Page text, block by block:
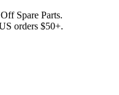
Spare Parts.
orders $50+.